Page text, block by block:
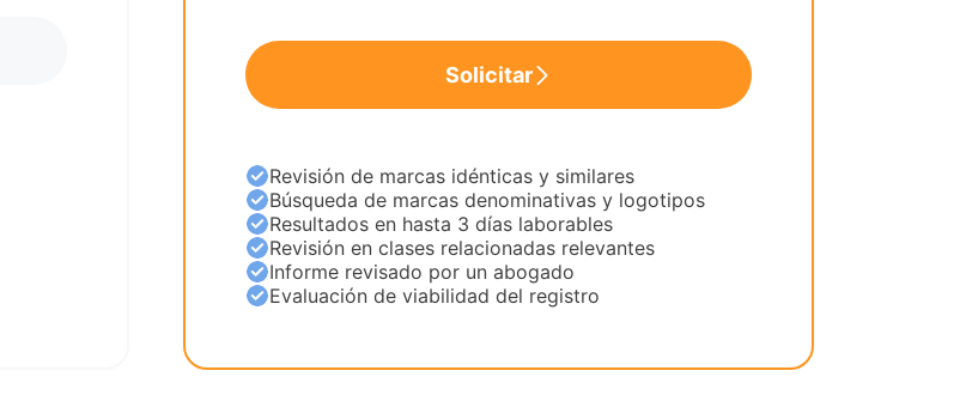
Solicitar
Revisión de marcas idénticas y similares
Búsqueda de marcas denominativas y logotipos
Resultados en hasta 3 días laborables
Revisión en clases relacionadas relevantes
Informe revisado por un abogado
Evaluación de viabilidad del registro